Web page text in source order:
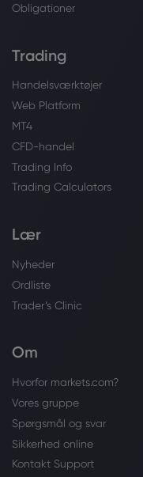
Obligationer
Trading
Handelsværktøjer
Web Platform
MT4
CFD-handel
Trading Info
Trading Calculators
Lær
Nyheder
Ordliste
Trader’s Clinic
Om
Hvorfor markets.com?
Vores gruppe
Spørgsmål og svar
Sikkerhed online
Kontakt Support